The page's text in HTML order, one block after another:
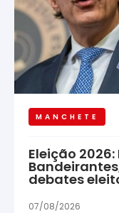
MANCHETE
Eleição
debates
07/08/2026